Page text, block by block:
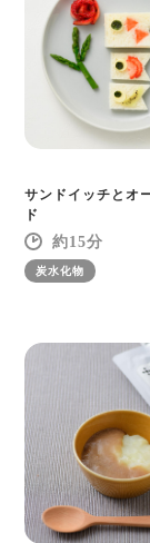
サンドイッチとオ
ド
15
炭水化物